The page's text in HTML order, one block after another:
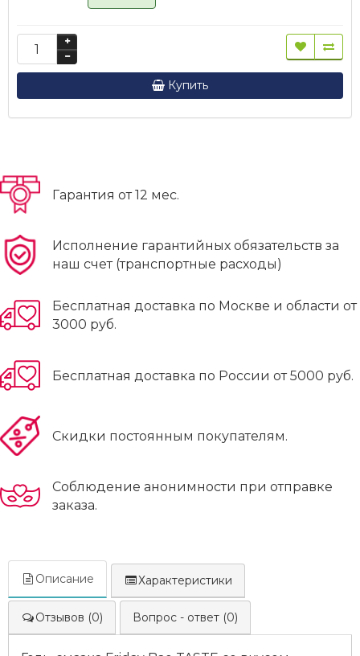
Купить
Гарантия от 12 мес.
Исполнение гарантийных обязательств за
наш счет (транспортные расходы)
Бесплатная доставка по Москве и области от
3000 руб.
Бесплатная доставка по России от 5000 руб.
Скидки постоянным покупателям.
Соблюдение анонимности при отправке
заказа.
Описание Характеристики
Отзывов (0) Вопрос - ответ (0)